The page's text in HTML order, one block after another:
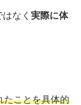
なく 実際に体
たことを具体的